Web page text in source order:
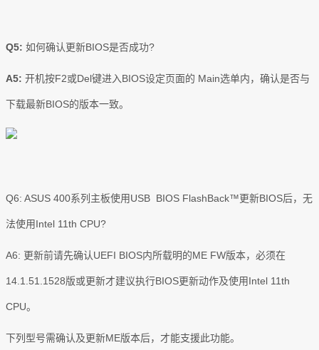
Q5: 如何确认更新BIOS是否成功?
A5: 开机按F2或Del键进入BIOS设定页面的 Main选单内，确认是否与
下载最新BIOS的版本一致。
Q6: ASUS 400系列主板使用USB BIOS FlashBack™更新BIOS后，无
法使用Intel 11th CPU?
A6: 更新前请先确认UEFI BIOS内所载明的ME FW版本，必须在
14.1.51.1528版或更新才建议执行BIOS更新动作及使用Intel 11th
CPU。
下列型号需确认及更新ME版本后，才能支援此功能。